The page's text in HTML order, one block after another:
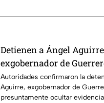
Detienen a Ángel
exgobernador de
evidencia del caso
Autoridades confirmaron la
Aguirre, exgobernador de
presuntamente ocultar